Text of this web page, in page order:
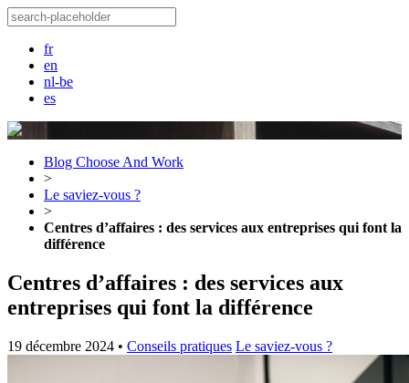
fr
en
nl-be
es
Blog Choose And Work
>
Le saviez-vous ?
>
Centres d’affaires : des services aux entreprises qui font la
différence
Centres d’affaires : des services aux
entreprises qui font la différence
19 décembre 2024 • Conseils pratiques Le saviez-vous ?